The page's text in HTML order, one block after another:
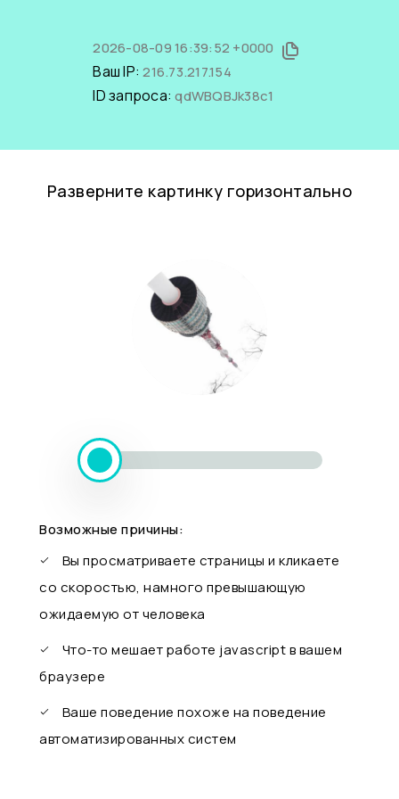
2026-08-09 16:39:52 +0000
Ваш IP:216.73.217.154
ID запроса:qdWBQBJk38c1
Разверните картинку горизонтально
Возможные причины:
Вы просматриваете страницы и кликаете
со скоростью, намного превышающую
ожидаемую от человека
Что-то мешает работе javascript в вашем
браузере
Ваше поведение похоже на поведение
автоматизированных систем